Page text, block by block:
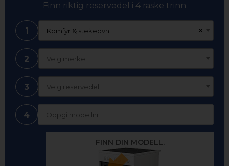
Finn riktig reservedel i 4 raske trinn
1 ×
Komfyr & stekeovn
2 Velg merke
3 Velg reservedel
4
FINN DIN MODELL.